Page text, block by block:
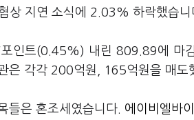
상 지연 소식에 2.03% 하락했습
인트(0.45%) 내린 809.89에 마
은 각각 200억원, 165억원을 매도
들은 혼조세였습니다. 에이비엘바